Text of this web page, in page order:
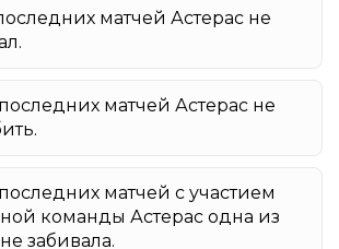
матчей Астерас не
матчей Астерас не
матчей с участием
команды Астерас одна из
забивала.